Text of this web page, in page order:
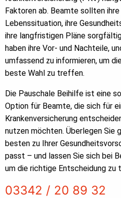
Faktoren ab. Beamte sollten
Lebenssituation, ihre
ihre langfristigen Pläne
haben ihre Vor- und Nachteile,
umfassend zu informieren, um
beste Wahl zu treffen.
Die Pauschale Beihilfe ist eine
Option für Beamte, die sich für
Krankenversicherung
nutzen möchten. Überlegen Sie
besten zu Ihrer
passt – und lassen Sie sich bei
um die richtige Entscheidung zu
03342 / 20 89 32